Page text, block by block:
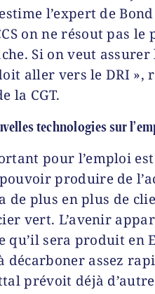
l’expert de
on ne résout pas le
Si on veut assurer
aller vers le DRI »,
la CGT.
technologies sur
pour l’emploi
produire de
de plus en plus de
vert. L’avenir
qu’il sera produit en
décarboner assez
prévoit déjà